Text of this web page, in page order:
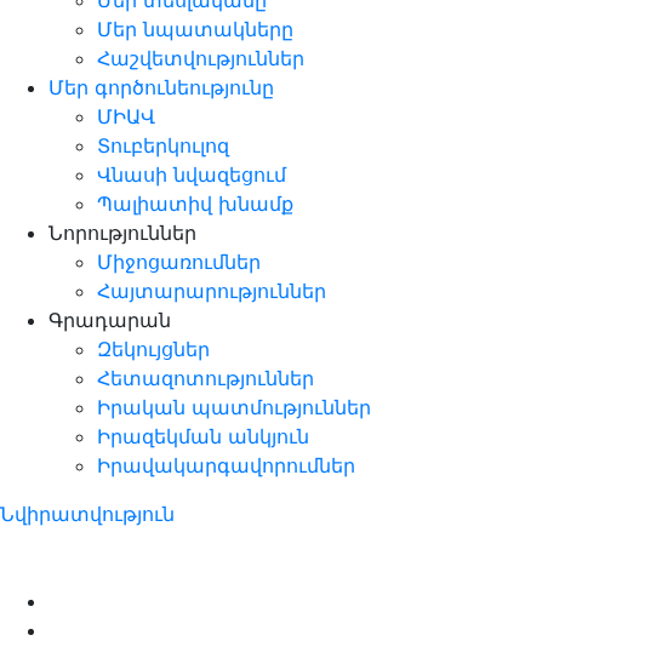
Մեր նպատակները
Հաշվետվություններ
Մեր գործունեությունը
ՄԻԱՎ
Տուբերկուլոզ
Վնասի նվազեցում
Պալիատիվ խնամք
Նորություններ
Միջոցառումներ
Հայտարարություններ
Գրադարան
Զեկույցներ
Հետազոտություններ
Իրական պատմություններ
Իրազեկման անկյուն
Իրավակարգավորումներ
Նվիրատվություն